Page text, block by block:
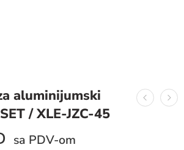
aluminijumski
/ XLE-JZC-45
sa PDV-om